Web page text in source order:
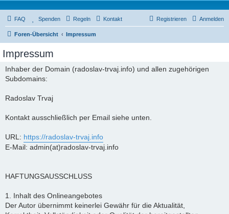
FAQ Spenden Regeln Kontakt Anmelden
Registrieren
Foren-Übersicht Impressum
Impressum
Inhaber der Domain (radoslav-trvaj.info) und allen zugehörigen
Subdomains:
Radoslav Trvaj
Kontakt ausschließlich per Email siehe unten.
URL: https://radoslav-trvaj.info
E-Mail: admin(at)radoslav-trvaj.info
HAFTUNGSAUSSCHLUSS
1. Inhalt des Onlineangebotes
Der Autor übernimmt keinerlei Gewähr für die Aktualität,